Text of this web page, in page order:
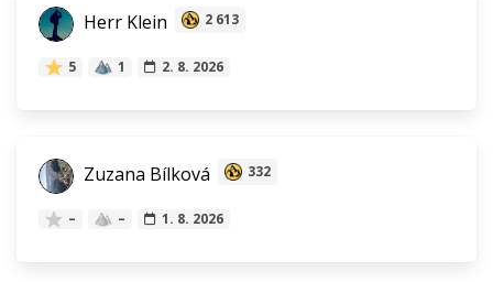
Herr Klein 2 613
5 1 2. 8. 2026
Zuzana Bílková 332
– – 1. 8. 2026